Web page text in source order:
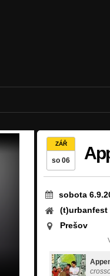
ZÁŘ
so 06
sobota
(t)urbanfest
Prešov